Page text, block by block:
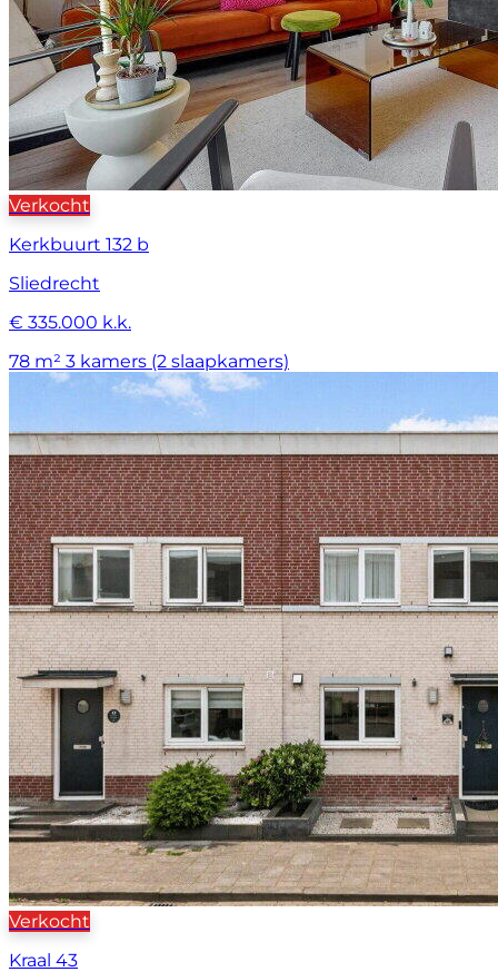
Verkocht
Kerkbuurt 132 b
Sliedrecht
€ 335.000 k.k.
78 m² 3 kamers (2 slaapkamers)
Verkocht
Kraal 43